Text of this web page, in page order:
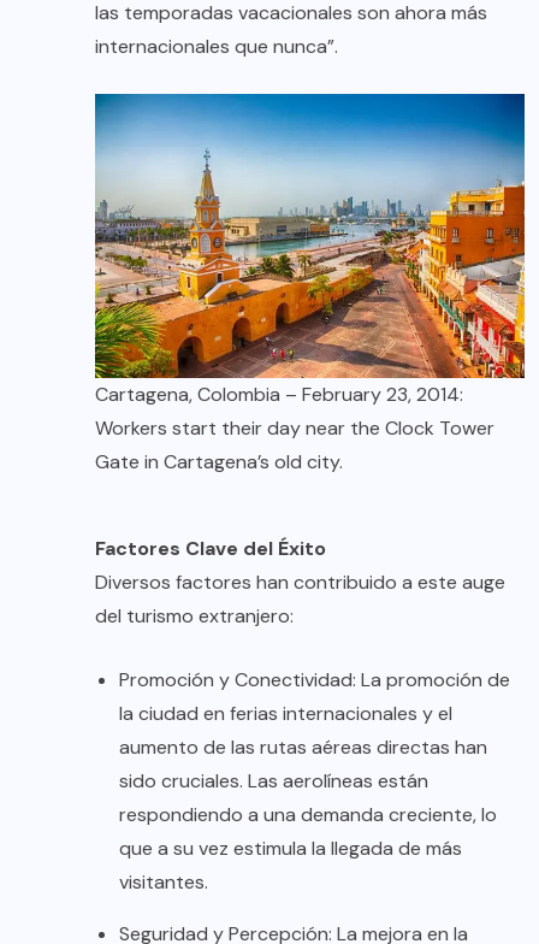
las temporadas vacacionales son ahora más
internacionales que nunca”.
Cartagena, Colombia – February 23, 2014:
Workers start their day near the Clock Tower
Gate in Cartagena’s old city.
Factores Clave del Éxito
Diversos factores han contribuido a este auge
del turismo extranjero:
Promoción y Conectividad: La promoción de
la ciudad en ferias internacionales y el
aumento de las rutas aéreas directas han
sido cruciales. Las aerolíneas están
respondiendo a una demanda creciente, lo
que a su vez estimula la llegada de más
visitantes.
Seguridad y Percepción: La mejora en la